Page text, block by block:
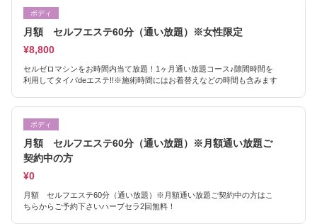
ボディ
月額 セルフエステ60分（通い放題）※女性限定
¥8,800
セルゼロマシンをお時間内当て放題！1ヶ月通い放題コース♪隙間時間を
利用してタイパdeエステ!!※施術時間にはお着替えなどの時間も含みます
ボディ
月額 セルフエステ60分（通い放題）※月額通い放題ご
契約中の方
¥0
月額 セルフエステ60分（通い放題）※月額通い放題ご契約中の方はこ
ちらからご予約下さいハーブセラ2回無料！